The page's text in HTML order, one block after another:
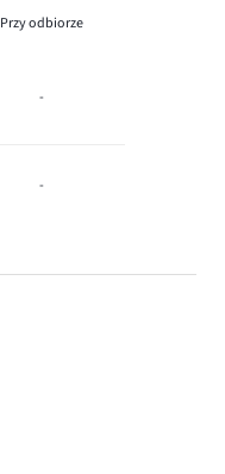
Przy odbiorze
-
-